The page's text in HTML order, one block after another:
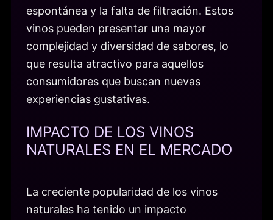
espontánea y la falta de filtración. Estos
vinos pueden presentar una mayor
complejidad y diversidad de sabores, lo
que resulta atractivo para aquellos
consumidores que buscan nuevas
experiencias gustativas.
IMPACTO DE LOS VINOS
NATURALES EN EL MERCADO
La creciente popularidad de los vinos
naturales ha tenido un impacto